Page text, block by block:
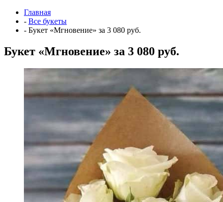
Главная
- Все букеты
- Букет «Мгновение» за 3 080 руб.
Букет «Мгновение» за 3 080 руб.